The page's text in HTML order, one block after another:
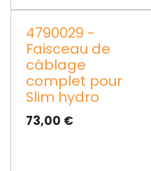
4790029 -
Faisceau de
câblage
complet pour
Slim hydro
73,00 €